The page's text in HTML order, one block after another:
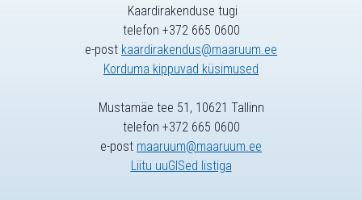
Kaardirakenduse tugi
telefon +372 665 0600
e-post kaardirakendus@maaruum.ee
Korduma kippuvad küsimused
Mustamäe tee 51, 10621 Tallinn
telefon +372 665 0600
e-post maaruum@maaruum.ee
Liitu uuGISed listiga